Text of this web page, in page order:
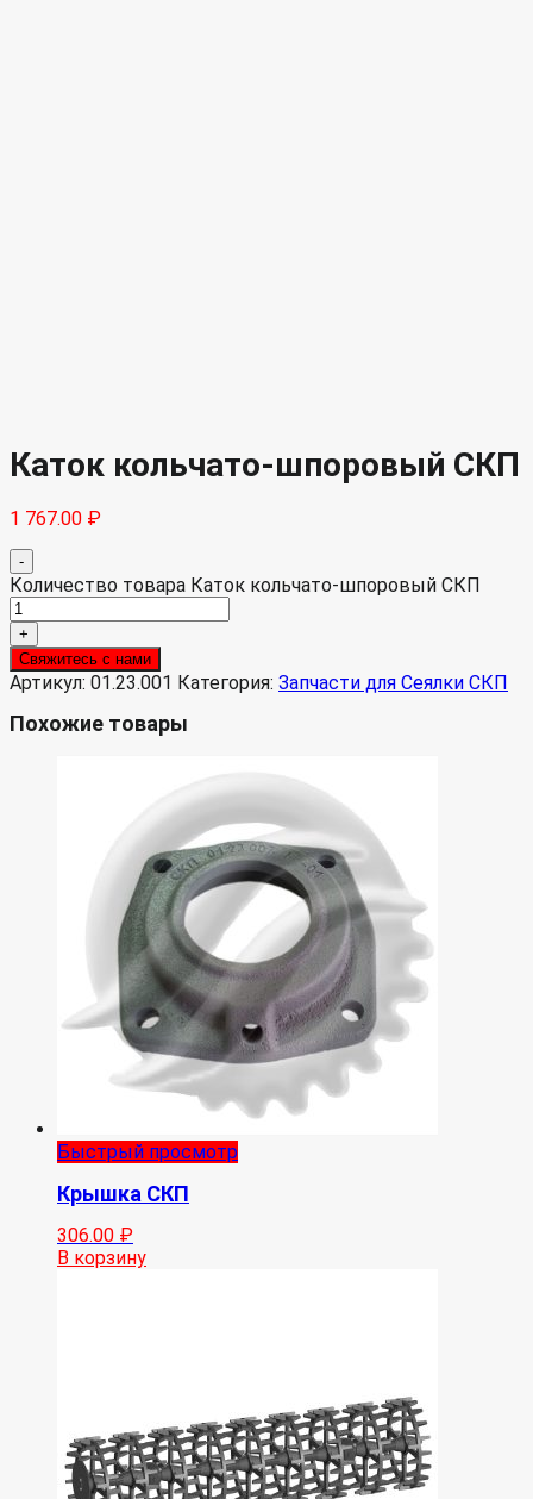
Каток кольчато-шпоровый СКП
1 767.00 ₽
-
Количество товара Каток кольчато-шпоровый СКП
+
Свяжитесь с нами
Артикул: 01.23.001 Категория: Запчасти для Сеялки СКП
Похожие товары
Быстрый просмотр
Крышка СКП
306.00 ₽
В корзину